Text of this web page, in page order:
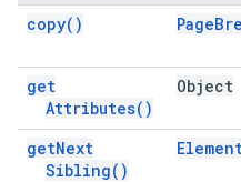
copy( ) Page
get
Attributes( )
Object
getNext
Sibling( )